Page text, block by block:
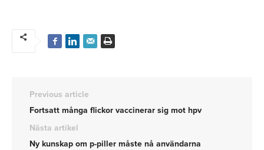
Previous article
Fortsatt många flickor vaccinerar sig mot hpv
Nästa artikel
Ny kunskap om p-piller måste nå användarna